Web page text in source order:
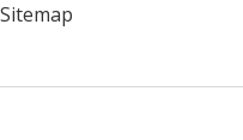
Sitemap